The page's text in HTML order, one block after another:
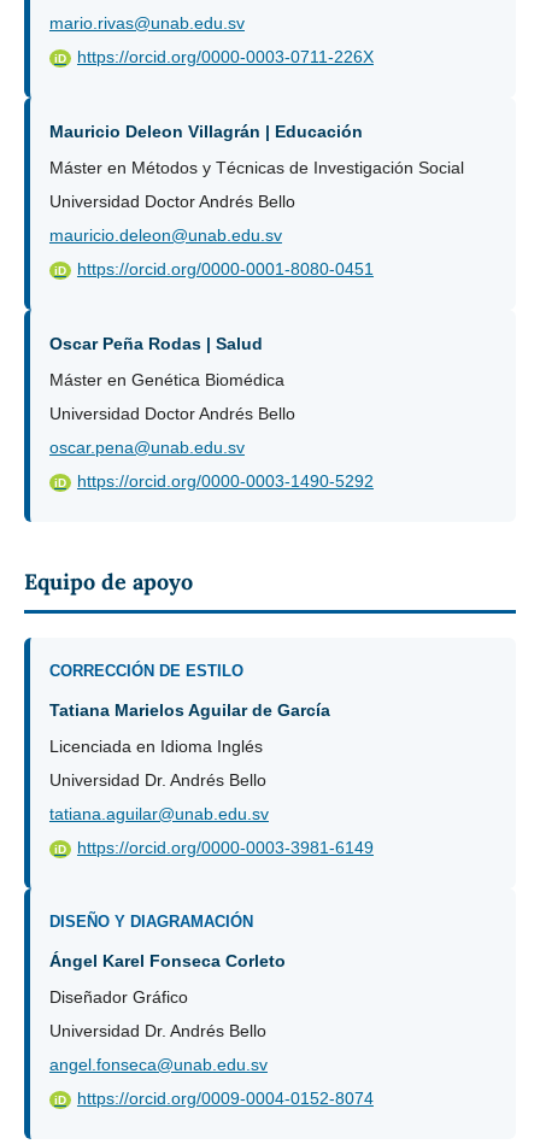
mario.rivas@unab.edu.sv
iD https://orcid.org/0000-0003-0711-226X
Mauricio Deleon Villagrán | Educación
Máster en Métodos y Técnicas de Investigación Social
Universidad Doctor Andrés Bello
mauricio.deleon@unab.edu.sv
iD https://orcid.org/0000-0001-8080-0451
Oscar Peña Rodas | Salud
Máster en Genética Biomédica
Universidad Doctor Andrés Bello
oscar.pena@unab.edu.sv
iD https://orcid.org/0000-0003-1490-5292
Equipo de apoyo
CORRECCIÓN DE ESTILO
Tatiana Marielos Aguilar de García
Licenciada en Idioma Inglés
Universidad Dr. Andrés Bello
tatiana.aguilar@unab.edu.sv
iD https://orcid.org/0000-0003-3981-6149
DISEÑO Y DIAGRAMACIÓN
Ángel Karel Fonseca Corleto
Diseñador Gráfico
Universidad Dr. Andrés Bello
angel.fonseca@unab.edu.sv
iD https://orcid.org/0009-0004-0152-8074